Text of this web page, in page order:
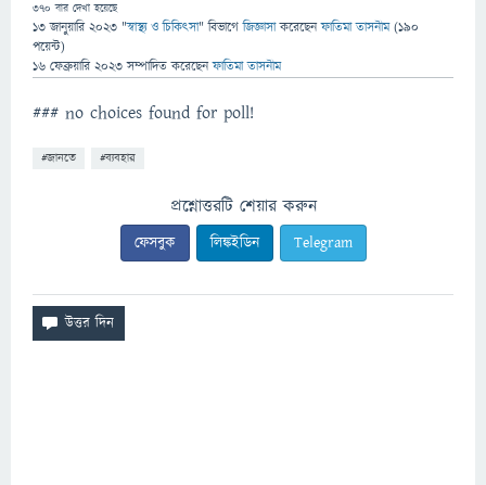
370 বার দেখা হয়েছে
13 জানুয়ারি 2023 "স্বাস্থ্য ও চিকিৎসা" বিভাগে জিজ্ঞাসাকরেছেনফাতিমা তাসনীম (190
পয়েন্ট)
16 ফেব্রুয়ারি 2023 সম্পাদিত করেছেনফাতিমা তাসনীম
### no choices found for poll!
#জানতে #ব্যবহার
প্রশ্নোত্তরটি শেয়ার করুন
ফেসবুক লিঙ্কইডিন Telegram